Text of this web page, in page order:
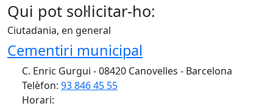
Qui pot sol·licitar-ho:
Ciutadania, en general
Cementiri municipal
C. Enric Gurgui - 08420 Canovelles - Barcelona
Telèfon: 93 846 45 55
Horari: